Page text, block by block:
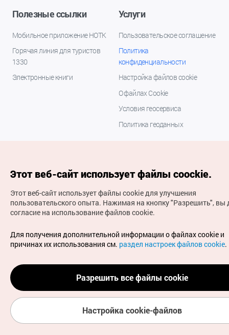
Полезные ссылки
Мобильное приложение НОТК
Горячая линия для туристов
1330
Электронные книги
Услуги
Пользовательское соглашение
Политика
конфиденциальности
Настройка файлов cookie
О файлах Cookie
Условия геосервиса
Политика геоданных
(с) Национальная организация туризма Кореи Все
права защищены
Для извещения об ошибках и проблемах, связанных с
работой веб-сайта, направляйте ваши запросы на
официальный адрес электронной почты
russian@knto.or.kr
Этот веб-сайт использует файлы coockie.
Этот веб-сайт использует файлы cookie для улучшения
пользовательского опыта. Нажимая на кнопку "Разрешить", вы
согласие на использование файлов cookie.
Для получения дополнительной информации о файлах cookie и
причинах их использования см. раздел настроек файлов cookie.
Разрешить все файлы cookie
Настройка cookie-файлов